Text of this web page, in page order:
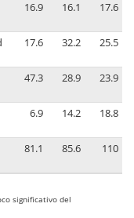
16.9 16.1 17.6
17.6 32.2 25.5
47.3 28.9 23.9
6.9 14.2 18.8
81.1 85.6 110
significativo del